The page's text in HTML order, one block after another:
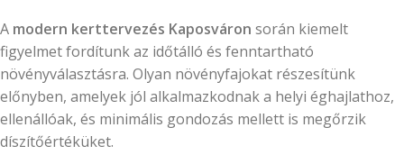
A modern kerttervezés Kaposváron során kiemelt
figyelmet fordítunk az időtálló és fenntartható
növényválasztásra. Olyan növényfajokat részesítünk
előnyben, amelyek jól alkalmazkodnak a helyi éghajlathoz,
ellenállóak, és minimális gondozás mellett is megőrzik
díszítőértéküket.